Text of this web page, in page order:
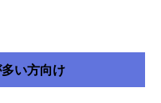
い方向け